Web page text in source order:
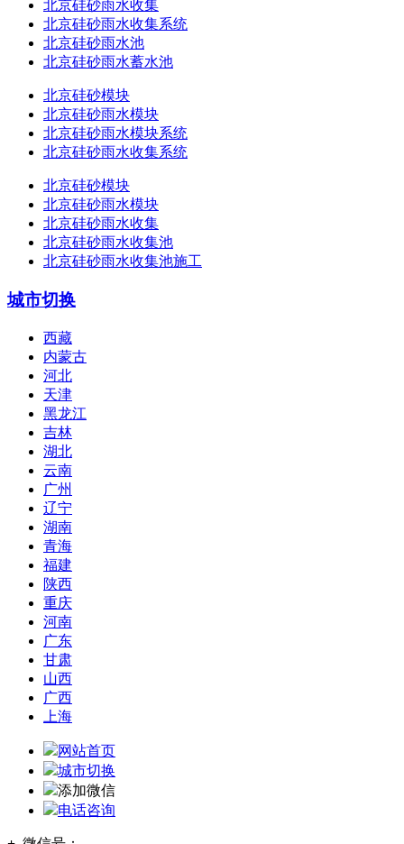
北京硅砂雨水收集
北京硅砂雨水收集系统
北京硅砂雨水池
北京硅砂雨水蓄水池
北京硅砂模块
北京硅砂雨水模块
北京硅砂雨水模块系统
北京硅砂雨水收集系统
北京硅砂模块
北京硅砂雨水模块
北京硅砂雨水收集
北京硅砂雨水收集池
北京硅砂雨水收集池施工
城市切换
西藏
内蒙古
河北
天津
黑龙江
吉林
湖北
云南
广州
辽宁
湖南
青海
福建
陕西
重庆
河南
广东
甘肃
山西
广西
上海
网站首页
城市切换
添加微信
电话咨询